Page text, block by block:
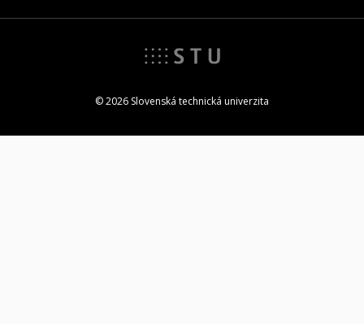
© 2026 Slovenská technická univerzita